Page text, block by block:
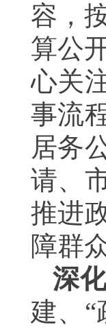
容，
算公
心关
事流
居务
请、
推进
障群
深
建、